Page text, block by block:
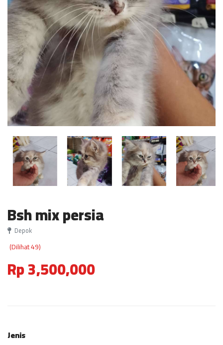
Bsh mix persia
Depok
(Dilihat 49)
Rp 3,500,000
Jenis